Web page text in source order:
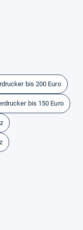
bis 200 Euro
bis 150 Euro